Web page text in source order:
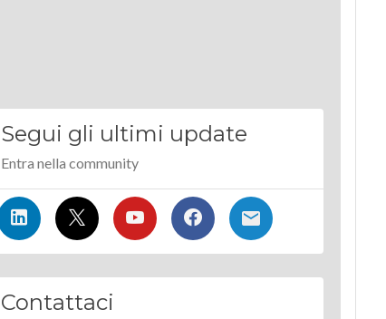
Segui gli ultimi update
Entra nella community
Contattaci